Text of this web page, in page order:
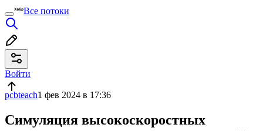
Все потоки
Войти
pcbteach1 фев 2024 в 17:36
Симуляция высокоскоростных